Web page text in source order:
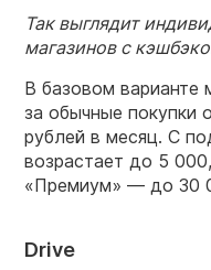
Так выглядит
магазинов с
В базовом варианте
за обычные покупки
рублей в месяц. С
возрастает до 5
«Премиум» — до 30
Drive